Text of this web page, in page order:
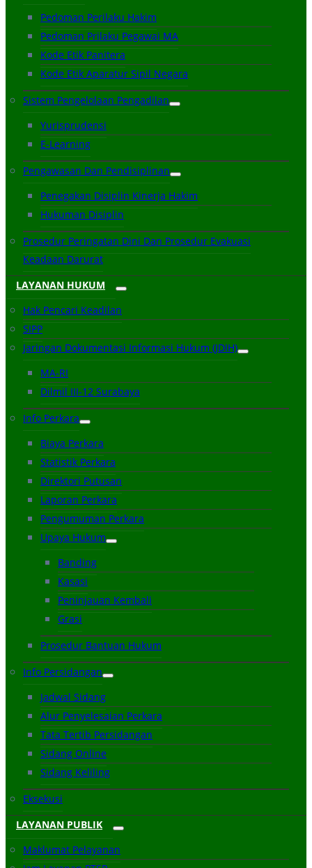
Pedoman Perilaku Hakim
Pedoman Prilaku Pegawai MA
Kode Etik Panitera
Kode Etik Aparatur Sipil Negara
Sistem Pengelolaan Pengadilan
Yurisprudensi
E-Learning
Pengawasan Dan Pendisiplinan
Penegakan Disiplin Kinerja Hakim
Hukuman Disiplin
Prosedur Peringatan Dini Dan Prosedur Evakuasi
Keadaan Darurat
LAYANAN HUKUM
Hak Pencari Keadilan
SIPP
Jaringan Dokumentasi Informasi Hukum (JDIH)
MA-RI
Dilmil III-12 Surabaya
Info Perkara
Biaya Perkara
Statistik Perkara
Direktori Putusan
Laporan Perkara
Pengumuman Perkara
Upaya Hukum
Banding
Kasasi
Peninjauan Kembali
Grasi
Prosedur Bantuan Hukum
Info Persidangan
Jadwal Sidang
Alur Penyelesaian Perkara
Tata Tertib Persidangan
Sidang Online
Sidang Keliling
Eksekusi
LAYANAN PUBLIK
Maklumat Pelayanan